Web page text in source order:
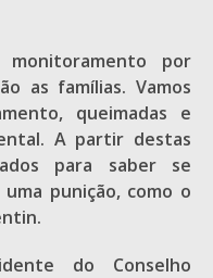
por
as famílias. Vamos
queimadas e
A partir destas
para saber se
punição, como o
do Conselho